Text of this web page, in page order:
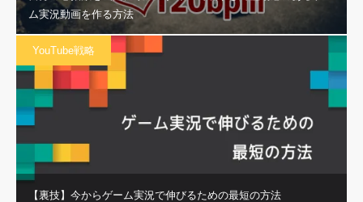
ム実況動画を作る方法
YouTube戦略
【裏技】今からゲーム実況で伸びるための最短の方法